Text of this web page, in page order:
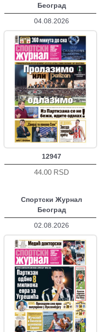
Београд
04.08.2026
12947
44.00 RSD
Спортски Журнал
Београд
02.08.2026